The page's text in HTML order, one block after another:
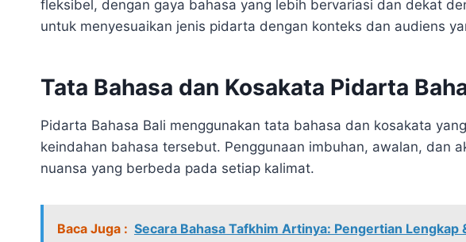
fleksibel, dengan gaya bahasa yang lebih bervariasi dan dekat
untuk menyesuaikan jenis pidarta dengan konteks dan audiens
Tata Bahasa dan Kosakata Pidarta
Pidarta Bahasa Bali menggunakan tata bahasa dan kosakata
keindahan bahasa tersebut. Penggunaan imbuhan, awalan, dan
nuansa yang berbeda pada setiap kalimat.
Baca Juga : Secara Bahasa Tafkhim Artinya: Pengertian Lengkap